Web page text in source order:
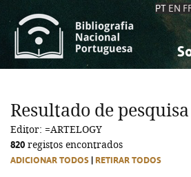
PT EN
Resultado de pesquisa
Editor: =ARTELOGY
820 registos encontrados
ADICIONAR TODOS RETIRAR TODOS